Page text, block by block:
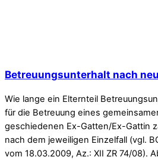
Betreuungsunterhalt nach
Wie lange ein Elternteil
für die Betreuung eines
geschiedenen Ex-Gatten/Ex-Gattin
nach dem jeweiligen Einzelfall (vgl.
vom 18.03.2009, Az.: XII ZR 74/08).